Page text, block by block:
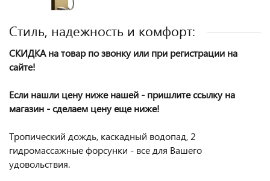
Стиль, надежность и комфорт:
СКИДКА на товар по звонку или при регистрации на
сайте!
Если нашли цену ниже нашей - пришлите ссылку на
магазин - сделаем цену еще ниже!
Тропический дождь, каскадный водопад, 2
гидромассажные форсунки - все для Вашего
удовольствия.